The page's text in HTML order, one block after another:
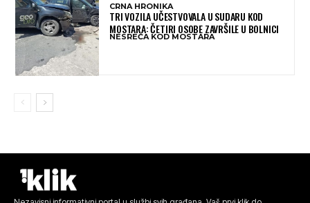
CRNA HRONIKA
TRI VOZILA UČESTVOVALA U SUDARU KOD
MOSTARA: ČETIRI OSOBE ZAVRŠILE U BOLNICI
NESREĆA KOD MOSTARA